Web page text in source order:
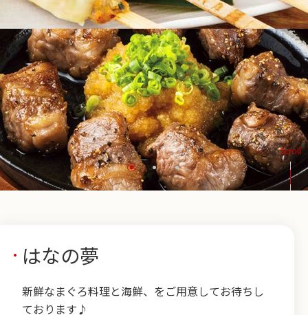
Scroll
はなの夢
新鮮なまぐろ料理と海鮮、をご用意してお待ちし
ております♪